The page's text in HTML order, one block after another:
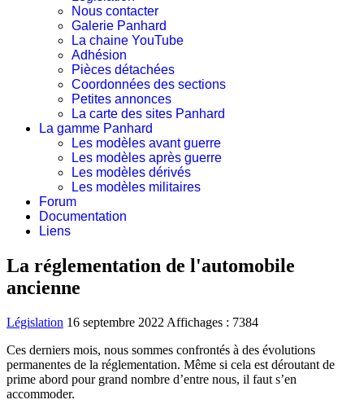
Nous contacter
Galerie Panhard
La chaine YouTube
Adhésion
Pièces détachées
Coordonnées des sections
Petites annonces
La carte des sites Panhard
La gamme Panhard
Les modèles avant guerre
Les modèles après guerre
Les modèles dérivés
Les modèles militaires
Forum
Documentation
Liens
La réglementation de l'automobile
ancienne
Législation 16 septembre 2022 Affichages : 7384
Ces derniers mois, nous sommes confrontés à des évolutions
permanentes de la réglementation. Même si cela est déroutant de
prime abord pour grand nombre d’entre nous, il faut s’en
accommoder.